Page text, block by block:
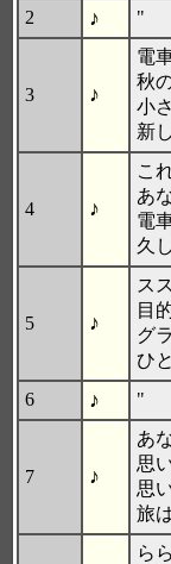
2
♪ "
3 ♪
電
秋
小
新
4 ♪
こ
あ
電
久
5 ♪
ス
目
グ
ひ
6
♪ "
7 ♪
あ
思
思
旅
ら